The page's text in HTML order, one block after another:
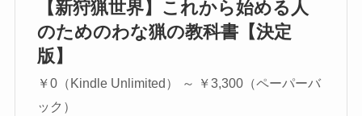
【新狩猟世界】これから始める人
のためのわな猟の教科書【決定
版】
￥0（Kindle Unlimited） ～ ￥3,300（ペーパーバ
ック）